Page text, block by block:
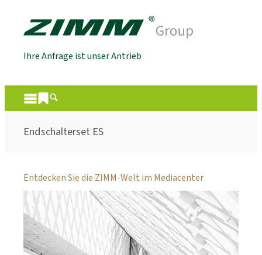
Ihre Anfrage ist unser Antrieb
Endschalterset ES
Entdecken Sie die ZIMM-Welt im Mediacenter